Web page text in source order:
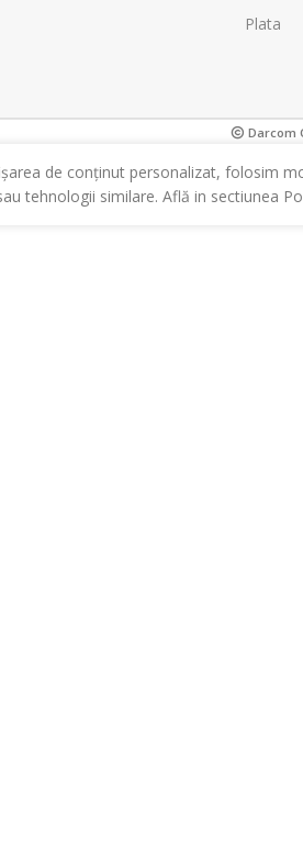
Plata
Darcom
de conținut personalizat, folosim
tehnologii similare. Află in sectiunea